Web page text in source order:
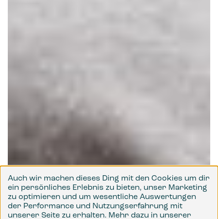
Auch wir machen dieses Ding mit den Cookies um dir
ein persönliches Erlebnis zu bieten, unser Marketing
zu optimieren und um wesentliche Auswertungen
der Performance und Nutzungserfahrung mit
unserer Seite zu erhalten. Mehr dazu in unserer